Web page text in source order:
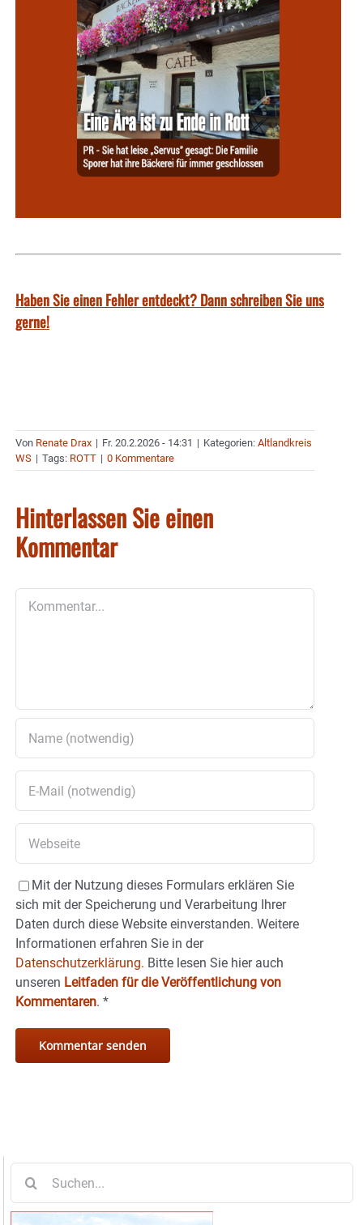
Haben Sie einen Fehler entdeckt? Dann schreiben Sie uns
gerne!
Von Renate Drax | Fr. 20.2.2026 - 14:31 | Kategorien: Altlandkreis
WS | Tags: ROTT | 0 Kommentare
Hinterlassen Sie einen
Kommentar
Mit der Nutzung dieses Formulars erklären Sie
sich mit der Speicherung und Verarbeitung Ihrer
Daten durch diese Website einverstanden. Weitere
Informationen erfahren Sie in der
Datenschutzerklärung. Bitte lesen Sie hier auch
unseren Leitfaden für die Veröffentlichung von
Kommentaren. *
nach: